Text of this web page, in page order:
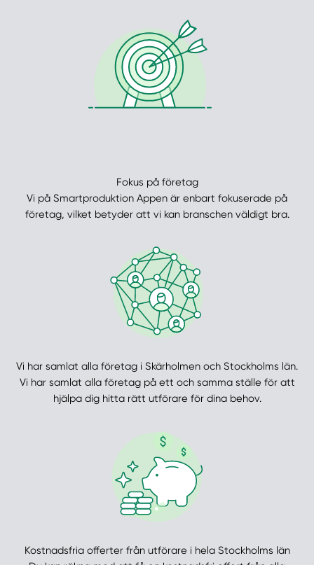
Fokus på företag
Vi på Smartproduktion Appen är enbart fokuserade på
företag, vilket betyder att vi kan branschen väldigt bra.
Vi har samlat alla företag i Skärholmen och Stockholms län.
Vi har samlat alla företag på ett och samma ställe för att
hjälpa dig hitta rätt utförare för dina behov.
Kostnadsfria offerter från utförare i hela Stockholms län